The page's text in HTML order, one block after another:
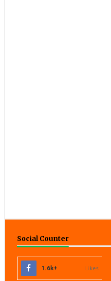
Social Counter
1.6k+ Likes